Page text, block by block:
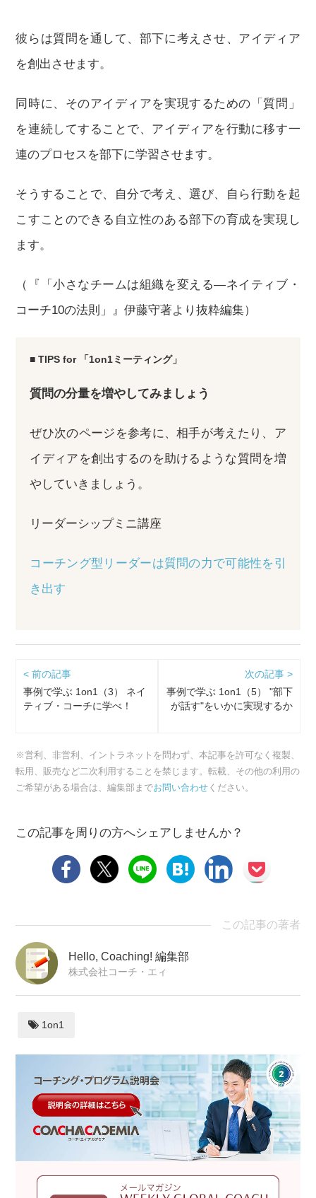
彼らは質問を通して、部下に考えさせ、アイディア
を創出させます。
同時に、そのアイディアを実現するための「質問」
を連続してすることで、アイディアを行動に移す一
連のプロセスを部下に学習させます。
そうすることで、自分で考え、選び、自ら行動を起
こすことのできる自立性のある部下の育成を実現し
ます。
（『「小さなチームは組織を変える―ネイティブ・
コーチ10の法則」』伊藤守著より抜粋編集）
■ TIPS for 「1on1ミーティング」
質問の分量を増やしてみましょう
ぜひ次のページを参考に、相手が考えたり、ア
イディアを創出するのを助けるような質問を増
やしていきましょう。
リーダーシップミニ講座
コーチング型リーダーは質問の力で可能性を引
き出す
< 前の記事
事例で学ぶ 1on1（3） ネイ
ティブ・コーチに学べ！
次の記事 >
事例で学ぶ 1on1（5） "部下
が話す"をいかに実現するか
※営利、非営利、イントラネットを問わず、本記事を許可なく複製、
転用、販売など二次利用することを禁じます。転載、その他の利用の
ご希望がある場合は、編集部までお問い合わせ ください。
この記事を周りの方へシェアしませんか？
この記事の著者
Hello, Coaching! 編集部
株式会社コーチ・エィ
1on1